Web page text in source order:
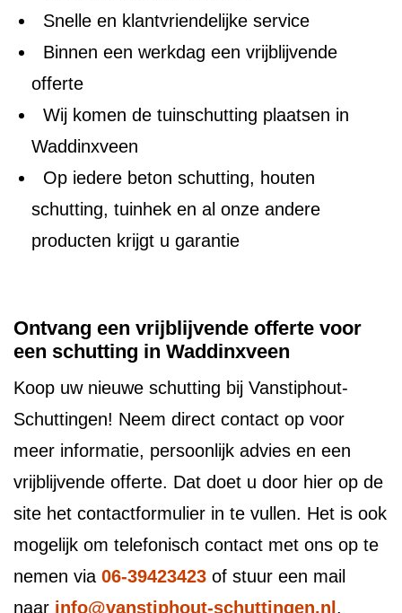
Snelle en klantvriendelijke service
Binnen een werkdag een vrijblijvende
offerte
Wij komen de tuinschutting plaatsen in
Waddinxveen
Op iedere beton schutting, houten
schutting, tuinhek en al onze andere
producten krijgt u garantie
Ontvang een vrijblijvende offerte voor
een schutting in Waddinxveen
Koop uw nieuwe schutting bij Vanstiphout-
Schuttingen! Neem direct contact op voor
meer informatie, persoonlijk advies en een
vrijblijvende offerte. Dat doet u door hier op de
site het contactformulier in te vullen. Het is ook
mogelijk om telefonisch contact met ons op te
nemen via 06-39423423 of stuur een mail
naar info@vanstiphout-schuttingen.nl .